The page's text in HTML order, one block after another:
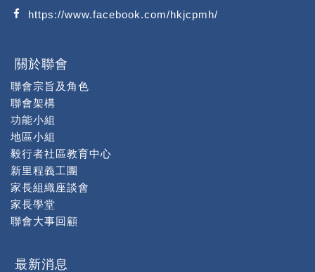
https://www.facebook.com/hkjcpmh/
關於聯會
聯會宗旨及角色
聯會架構
功能小組
地區小組
毅行者社區教育中心
新里程義工團
家長組織座談會
家長學堂
聯會大事回顧
最新消息